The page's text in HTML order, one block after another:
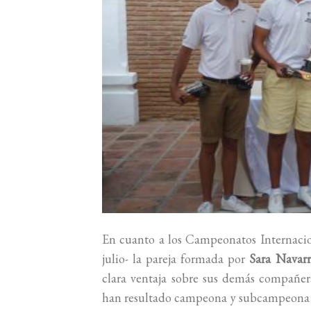
En cuanto a los Campeonatos
julio- la pareja formada por Sara
clara ventaja sobre sus demás
han resultado campeona y